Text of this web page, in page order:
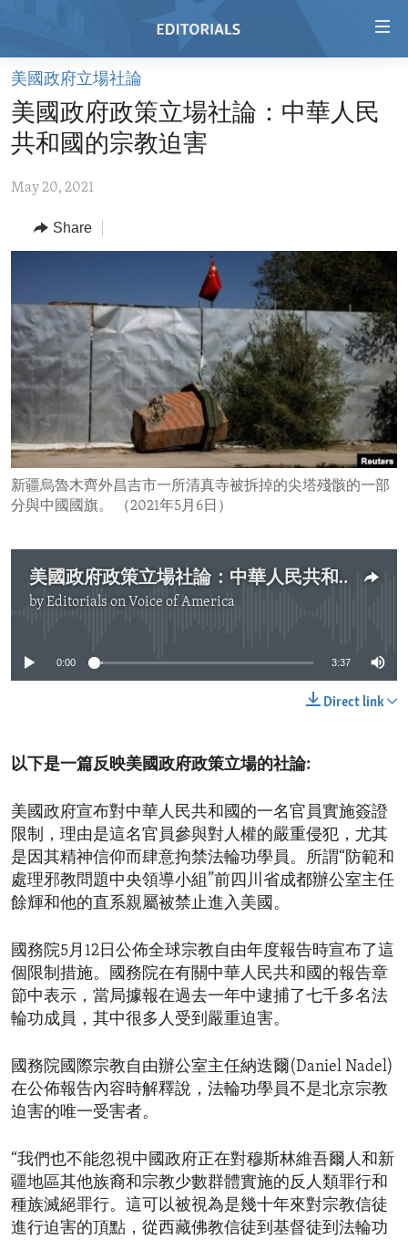
Skip
main
content
to
Navigation
Skip
Search
HOME
VIDEO
REGIONS
AFRICA
EUROPE
MIDDLE EAST
TOPICS
AID AND DEVELOPMENT
DEMOCRACY AND GOVERNANCE
ECONOMY AND TRADE
ENVIRONMENT AND HEALTH
IDEALS AND INSTITUTIONS
FOLLOW US
美國政府立場社論
美國政府政策立場社論：中華人民
共和國的宗教迫害
May 20, 2021
Share
新疆烏魯木齊外昌吉市一所清真寺被拆掉的尖塔殘骸的一部
分與中國國旗。 （2021年5月6日）
美國政府政策立場社論：中華人民共和國的宗教迫害
byEditorials on Voice of America
0:00 3:37
Direct link
以下是一篇反映美國政府政策立場的社論:
美國政府宣布對中華人民共和國的一名官員實施簽證
限制，理由是這名官員參與對人權的嚴重侵犯，尤其
是因其精神信仰而肆意拘禁法輪功學員。所謂“防範和
處理邪教問題中央領導小組”前四川省成都辦公室主任
餘輝和他的直系親屬被禁止進入美國。
國務院5月12日公佈全球宗教自由年度報告時宣布了這
個限制措施。國務院在有關中華人民共和國的報告章
節中表示，當局據報在過去一年中逮捕了七千多名法
輪功成員，其中很多人受到嚴重迫害。
國務院國際宗教自由辦公室主任納迭爾(Daniel Nadel)
在公佈報告內容時解釋說，法輪功學員不是北京宗教
迫害的唯一受害者。
“我們也不能忽視中國政府正在對穆斯林維吾爾人和新
疆地區其他族裔和宗教少數群體實施的反人類罪行和
種族滅絕罪行。這可以被視為是幾十年來對宗教信徒
進行迫害的頂點，從西藏佛教信徒到基督徒到法輪功